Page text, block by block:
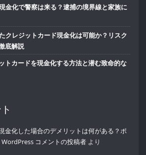
金化で警察は来る？逮捕の境界線と家族に
クレジットカード現金化は可能か？リスク
底解説
トカードを現金化する方法と潜む致命的な
金化した場合のデメリットは何がある？ポ
WordPress コメントの投稿者 より